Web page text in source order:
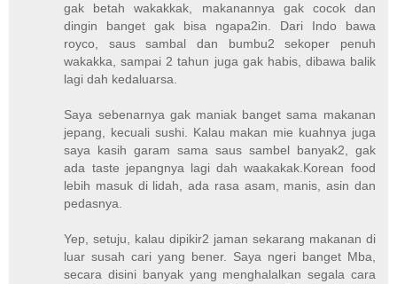
gak betah wakakkak, makanannya gak cocok dan
dingin banget gak bisa ngapa2in. Dari Indo bawa
royco, saus sambal dan bumbu2 sekoper penuh
wakakka, sampai 2 tahun juga gak habis, dibawa balik
lagi dah kedaluarsa.
Saya sebenarnya gak maniak banget sama makanan
jepang, kecuali sushi. Kalau makan mie kuahnya juga
saya kasih garam sama saus sambel banyak2, gak
ada taste jepangnya lagi dah waakakak.Korean food
lebih masuk di lidah, ada rasa asam, manis, asin dan
pedasnya.
Yep, setuju, kalau dipikir2 jaman sekarang makanan di
luar susah cari yang bener. Saya ngeri banget Mba,
secara disini banyak yang menghalalkan segala cara